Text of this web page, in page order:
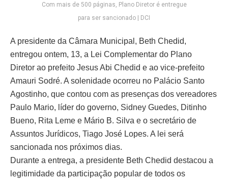
Com mais de 500 páginas, Plano Diretor é entregue
para ser sancionado | DCI
A presidente da Câmara Municipal, Beth Chedid,
entregou ontem, 13, a Lei Complementar do Plano
Diretor ao prefeito Jesus Abi Chedid e ao vice-prefeito
Amauri Sodré. A solenidade ocorreu no Palácio Santo
Agostinho, que contou com as presenças dos vereadores
Paulo Mario, líder do governo, Sidney Guedes, Ditinho
Bueno, Rita Leme e Mário B. Silva e o secretário de
Assuntos Jurídicos, Tiago José Lopes. A lei será
sancionada nos próximos dias.
Durante a entrega, a presidente Beth Chedid destacou a
legitimidade da participação popular de todos os